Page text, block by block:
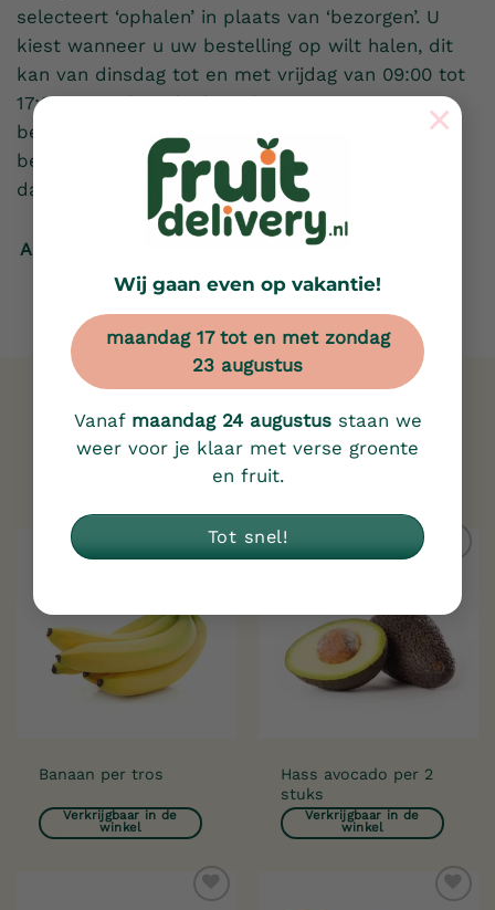
Wij gaan even op vakantie!
maandag 17 tot en met zondag
23 augustus
Vanaf maandag 24 augustusstaan we
weer voor je klaar met verse groente
en fruit.
Tot snel!
×
selecteert ‘ophalen’ in plaats van ‘bezorgen’. U
kiest wanneer u uw bestelling op wilt halen, dit
kan van dinsdag tot en met vrijdag van 09:00 tot
17:00 uur. U kunt bij het plaatsen van uw
bestelling via iDeal betalen of wanneer u uw
bestelling op komt halen contant betalen. Tot
dan!
Afspraak maken
Gerelateerde producten
Banaan per tros
Verkrijgbaar in de
winkel
verlanglijst
Hass avocado per 2
stuks
Verkrijgbaar in de
winkel